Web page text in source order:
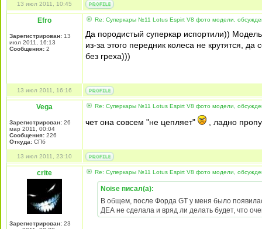
13 июл 2011, 10:45
Efro
Зарегистрирован: 13
июл 2011, 16:13
Сообщения: 2
Re: Суперкары №11 Lotus Espirt V8 фото модели,
Да породистый суперкар испортили))
из-за этого передник колеса не крутятся,
без греха)))
13 июл 2011, 16:16
Vega
Зарегистрирован: 26
мар 2011, 00:04
Сообщения: 226
Откуда: СПб
Re: Суперкары №11 Lotus Espirt V8 фото модели,
чет она совсем "не цепляет" , ладно
13 июл 2011, 23:10
crite
Зарегистрирован: 23
Re: Суперкары №11 Lotus Espirt V8 фото модели,
Noise писал(а):
В общем, после Форда GT у меня было
ДЕА не сделала и вряд ли делать будет, что